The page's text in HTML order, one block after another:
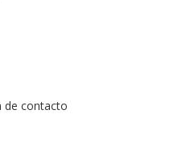
de contacto